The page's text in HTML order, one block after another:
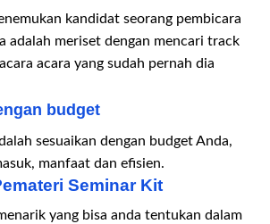
kandidat seorang pembicara
adalah meriset dengan mencari track
acara yang sudah pernah dia
budget
sesuaikan dengan budget Anda,
manfaat dan efisien.
Seminar Kit
yang bisa anda tentukan dalam